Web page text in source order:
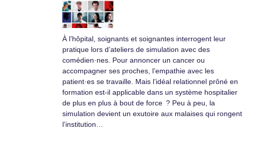
À l’hôpital, soignants et soignantes interrogent leur
pratique lors d’ateliers de simulation avec des
comédien·nes. Pour annoncer un cancer ou
accompagner ses proches, l’empathie avec les
patient·es se travaille. Mais l’idéal relationnel prôné en
formation est-il applicable dans un système hospitalier
de plus en plus à bout de force ? Peu à peu, la
simulation devient un exutoire aux malaises qui rongent
l’institution…